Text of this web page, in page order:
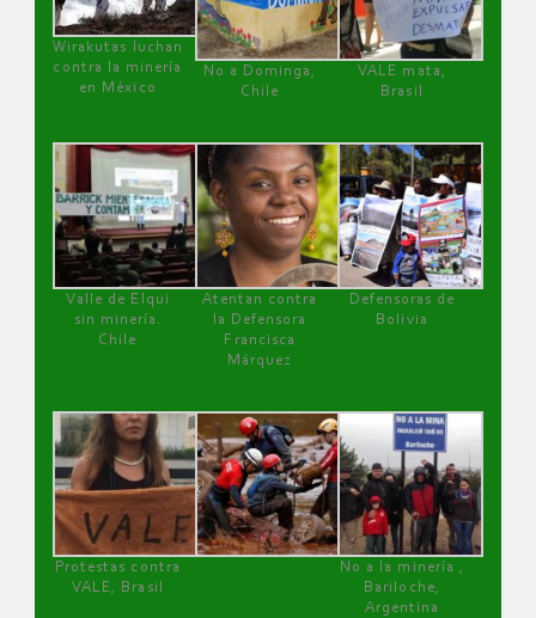
Wirakutas luchan
contra la minería
en México
No a Dominga,
Chile
VALE mata,
Brasil
Valle de Elqui
sin minería.
Chile
Atentan contra
la Defensora
Francisca
Márquez
Defensoras de
Bolivia
Protestas contra
VALE, Brasil
No a la minería ,
Bariloche,
Argentina